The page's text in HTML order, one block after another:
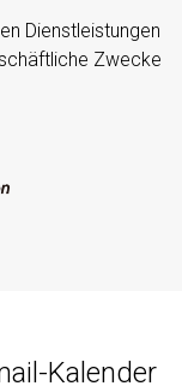
Dienstleistungen
Zwecke
Kalender